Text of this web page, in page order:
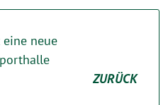
neue
ZURÜCK